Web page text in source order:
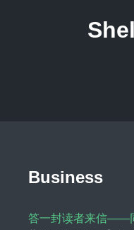
Business
答一封读者来信——